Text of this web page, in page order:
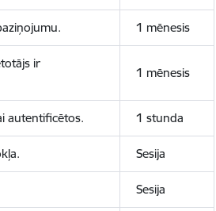
1 mēnesis
ir
1 mēnesis
autentificētos. 1 stunda
Sesija
Sesija